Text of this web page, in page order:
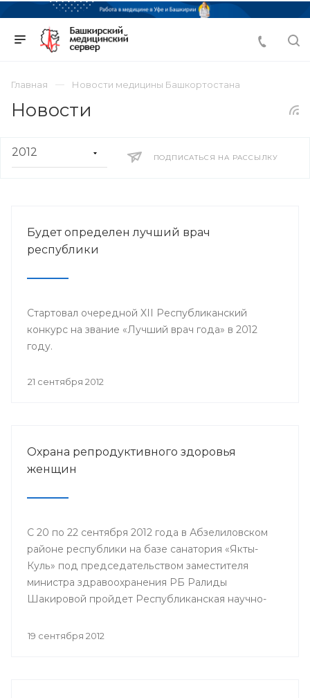
Главная Новости медицины Башкортостана
Новости
ПОДПИСАТЬСЯ НА РАССЫЛКУ
Будет определен лучший врач
республики
Стартовал очередной XII Республиканский
конкурс на звание «Лучший врач года» в 2012
году.
21 сентября 2012
Охрана репродуктивного здоровья
женщин
С 20 по 22 сентября 2012 года в Абзелиловском
районе республики на базе санатория «Якты-
Куль» под председательством заместителя
министра здравоохранения РБ Ралиды
Шакировой пройдет Республиканская научно-
репродуктивного здоровья женщин и питание
19 сентября 2012